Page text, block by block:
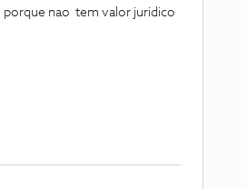
porque nao tem valor juridico